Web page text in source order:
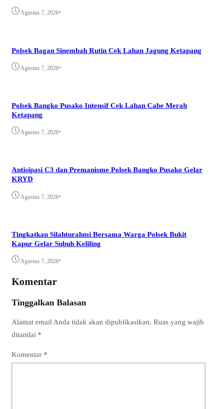
Agustus 7, 2026•
Polsek Bagan Sinembah Rutin Cek Lahan Jagung Ketapang
Agustus 7, 2026•
Polsek Bangko Pusako Intensif Cek Lahan Cabe Merah
Ketapang
Agustus 7, 2026•
Antisipasi C3 dan Premanisme Polsek Bangko Pusako Gelar
KRYD
Agustus 7, 2026•
Tingkatkan Silahturahmi Bersama Warga Polsek Bukit
Kapur Gelar Subuh Keliling
Agustus 7, 2026•
Komentar
Tinggalkan Balasan
Alamat email Anda tidak akan dipublikasikan. Ruas yang wajib
ditandai *
Komentar *